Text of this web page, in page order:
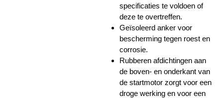
specificaties te voldoen of
deze te overtreffen.
Geïsoleerd anker voor
bescherming tegen roest en
corrosie.
Rubberen afdichtingen aan
de boven- en onderkant van
de startmotor zorgt voor een
droge werking en voor een